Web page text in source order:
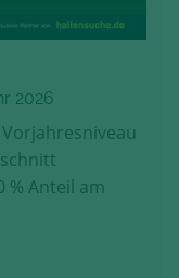
2026
Anteil am